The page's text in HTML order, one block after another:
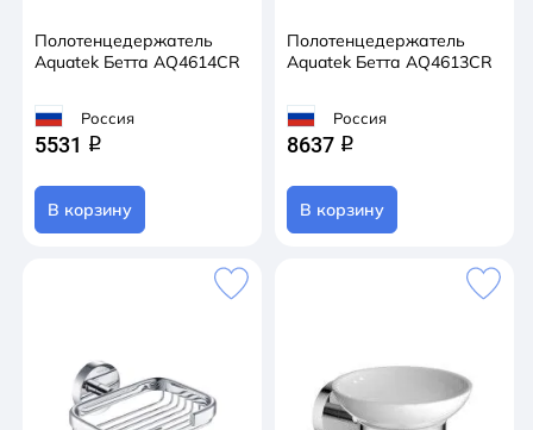
Полотенцедержатель
Aquatek Бетта AQ4614CR
Россия
5531 q
В корзину
Полотенцедержатель
Aquatek Бетта AQ4613CR
Россия
8637 q
В корзину